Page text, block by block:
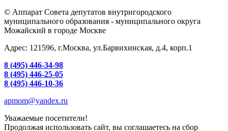
© Аппарат Совета депутатов внутригородского
муниципального образования - муниципального округа
Можайский в городе Москве
Адрес: 121596, г.Москва, ул.Барвихинская, д.4, корп.1
8 (495) 446-34-98
8 (495) 446-25-05
8 (495) 446-10-36
apmom@yandex.ru
Уважаемые посетители!
Продолжая использовать сайт, вы соглашаетесь на сбор